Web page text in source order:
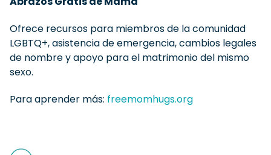
Ofrece recursos para miembros de la comunidad
LGBTQ+, asistencia de emergencia, cambios legales
de nombre y apoyo para el matrimonio del mismo
sexo.
Para aprender más: freemomhugs.org